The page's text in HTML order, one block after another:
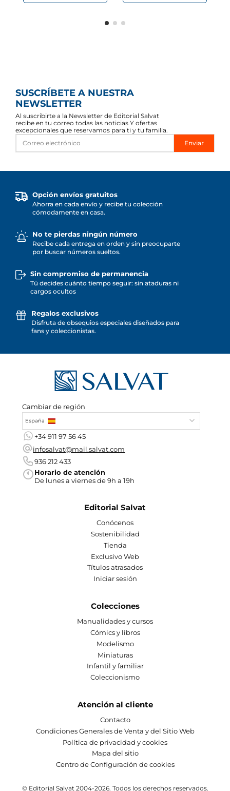
SUSCRÍBETE A NUESTRA
NEWSLETTER
Al suscribirte a la Newsletter de Editorial Salvat
recibe en tu correo todas las noticias Y ofertas
excepcionales que reservamos para ti y tu familia.
Enviar
Opción envíos gratuitos
Ahorra en cada envío y recibe tu colección
cómodamente en casa.
No te pierdas ningún número
Recibe cada entrega en orden y sin preocuparte
por buscar números sueltos.
Sin compromiso de permanencia
Tú decides cuánto tiempo seguir: sin ataduras ni
cargos ocultos
Regalos exclusivos
Disfruta de obsequios especiales diseñados para
fans y coleccionistas.
Cambiar de región
España
+34 911 97 56 45
infosalvat@mail.salvat.com
936 212 433
Horario de atención
De lunes a viernes de 9h a 19h
Editorial Salvat
Conócenos
Sostenibilidad
Tienda
Exclusivo Web
Títulos atrasados
Iniciar sesión
Colecciones
Manualidades y cursos
Cómics y libros
Modelismo
Miniaturas
Infantil y familiar
Coleccionismo
Atención al cliente
Contacto
Condiciones Generales de Venta y del Sitio Web
Política de privacidad y cookies
Mapa del sitio
Centro de Configuración de cookies
© Editorial Salvat 2004-2026. Todos los derechos reservados.